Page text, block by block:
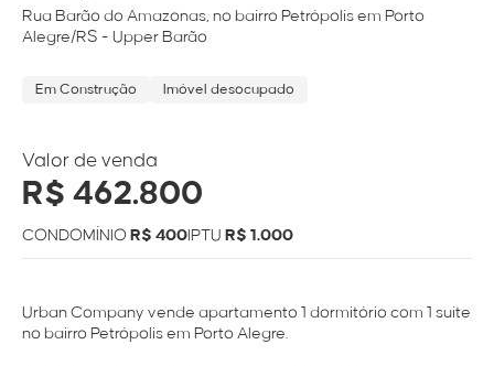
RuaBarão do Amazonas, no bairro Petrópolisem Porto
Alegre/RS - Upper Barão
Em Construção Imóvel desocupado
Valor de venda
R$ 462.800
CONDOMÍNIO R$ 400IPTU R$ 1.000
Urban Company vende apartamento 1 dormitório com 1 suíte
no bairro Petrópolis em Porto Alegre.